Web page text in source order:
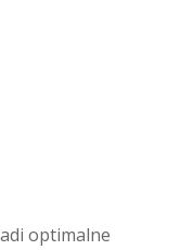
optimalne